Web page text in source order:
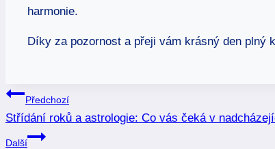
harmonie.
Díky za pozornost a přeji vám krásný den plný
Navigace
pro
Předchozí
Střídání roků a astrologie: Co vás čeká v
Další